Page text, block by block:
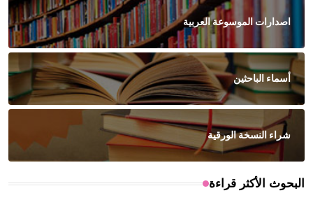
اصدارات الموسوعة العربية
أسماء الباحثين
شراء النسخة الورقية
البحوث الأكثر قراءة